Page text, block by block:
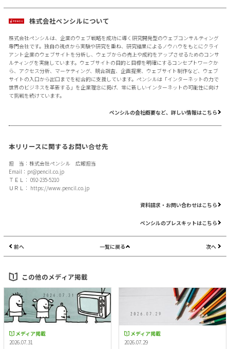
株式会社ペンシルについて
株式会社ペンシルは、企業のウェブ戦略を成功に導く研究開発型のウェブコンサルティング
専門会社です。独自の視点から実験や研究を重ね、研究結果によるノウハウをもとにクライ
アント企業のウェブサイトを分析し、ウェブからの売上や成約をアップさせるためのコンサ
ルティングを実施しています。ウェブサイトの目的と目標を明確にするコンセプトワークか
ら、アクセス分析、マーケティング、競合調査、企画提案、ウェブサイト制作など、ウェブ
サイトの入口から出口までを総合的に支援しています。ペンシルは「インターネットの力で
世界のビジネスを革新する」を企業理念に掲げ、常に新しいインターネットの可能性に向け
て挑戦を続けています。
ペンシルの会社概要など、詳しい情報はこちら
本リリースに関するお問い合せ先
担 当：株式会社ペンシル 広報担当
Email： pr@pencil.co.jp
ＴＥＬ： 092-235-5210
ＵＲＬ： https://www.pencil.co.jp
資料請求・お問い合わせはこちら
ペンシルのプレスキットはこちら
前へ 一覧に戻る 次へ
この他のメディア掲載
メディア掲載
2026.07.31
メディア掲載
2026.07.29